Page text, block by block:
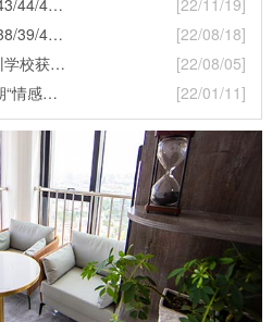
44/4…
[22/11/19]
39/4…
[22/08/18]
学校获…
[22/08/05]
“情感…
[22/01/11]